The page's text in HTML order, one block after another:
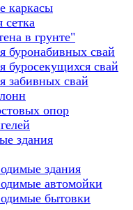
каркасы
сетка
в грунте"
буронабивных свай
буросекущихся свай
забивных свай
опор
здания
здания
автомойки
бытовки